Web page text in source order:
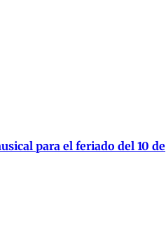
para el feriado del 10 de